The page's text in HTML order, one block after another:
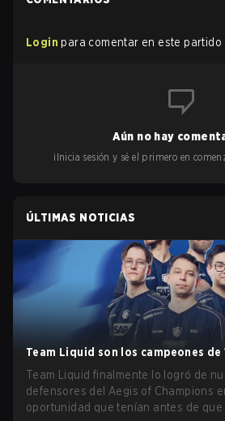
Login para comentar en este partido
Aún no hay
¡Inicia sesión y sé el primero en
ÚLTIMAS NOTICIAS
Team Liquid son los campeones de
Team Liquid finalmente lo logró de
defensores del Aegis of Champions
oportunidad que tenían antes de que